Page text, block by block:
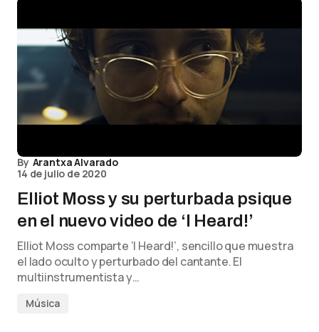
By Arantxa Alvarado
14 de julio de 2020
Elliot Moss y su perturbada psique
en el nuevo video de ‘I Heard!’
Elliot Moss comparte ‘I Heard!’, sencillo que muestra
el lado oculto y perturbado del cantante. El
multiinstrumentista y…
Música